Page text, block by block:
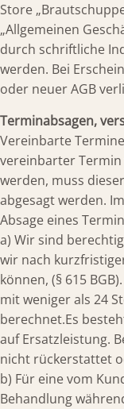
Store
„Allgemeinen
durch schriftliche
werden. Bei
oder neuer AGB
Terminabsagen,
Vereinbarte
vereinbarter
werden, muss
abgesagt werden.
Absage eines
a) Wir sind
wir nach
können, (§ 615
mit weniger als 24
berechnet.Es
auf Ersatzleistung.
nicht rückerstattet
b) Für eine vom
Behandlung